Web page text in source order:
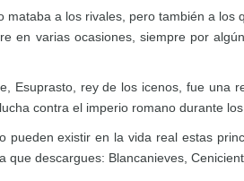
mataba a los rivales, pero también a
en varias ocasiones, siempre por
Esuprasto, rey de los icenos, fue una
contra el imperio romano durante
pueden existir en la vida real estas
que descargues: Blancanieves,